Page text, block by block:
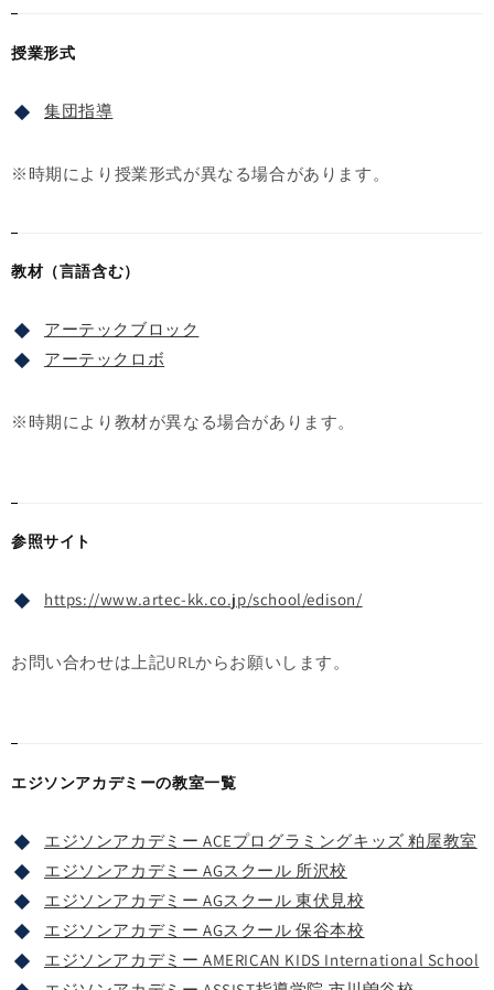
授業形式
集団指導
※時期により授業形式が異なる場合があります。
教材（言語含む）
アーテックブロック
アーテックロボ
※時期により教材が異なる場合があります。
参照サイト
https://www.artec-kk.co.jp/school/edison/
お問い合わせは上記URLからお願いします。
エジソンアカデミーの教室一覧
エジソンアカデミー ACEプログラミングキッズ 粕屋教室
エジソンアカデミー AGスクール 所沢校
エジソンアカデミー AGスクール 東伏見校
エジソンアカデミー AGスクール 保谷本校
エジソンアカデミー AMERICAN KIDS International School